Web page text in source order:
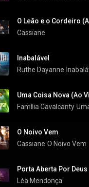
O Leão e o Cordeiro
Cassiane
Inabalável
Ruthe Dayanne
Uma Coisa Nova (Ao
Família Cavalcanty
O Noivo Vem
Cassiane O Noivo Vem
Porta Aberta Por
Léa Mendonça